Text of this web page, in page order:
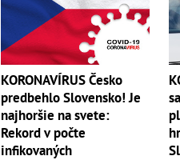
KORONAVÍRUS Česko
predbehlo Slovensko! Je
najhoršie na svete:
Rekord v počte
infikovaných